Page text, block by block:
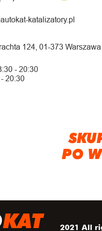
katalizatory.pl
124, 01-373 Warszawa
- 20:30
20:30
PO
KAT 2021 All